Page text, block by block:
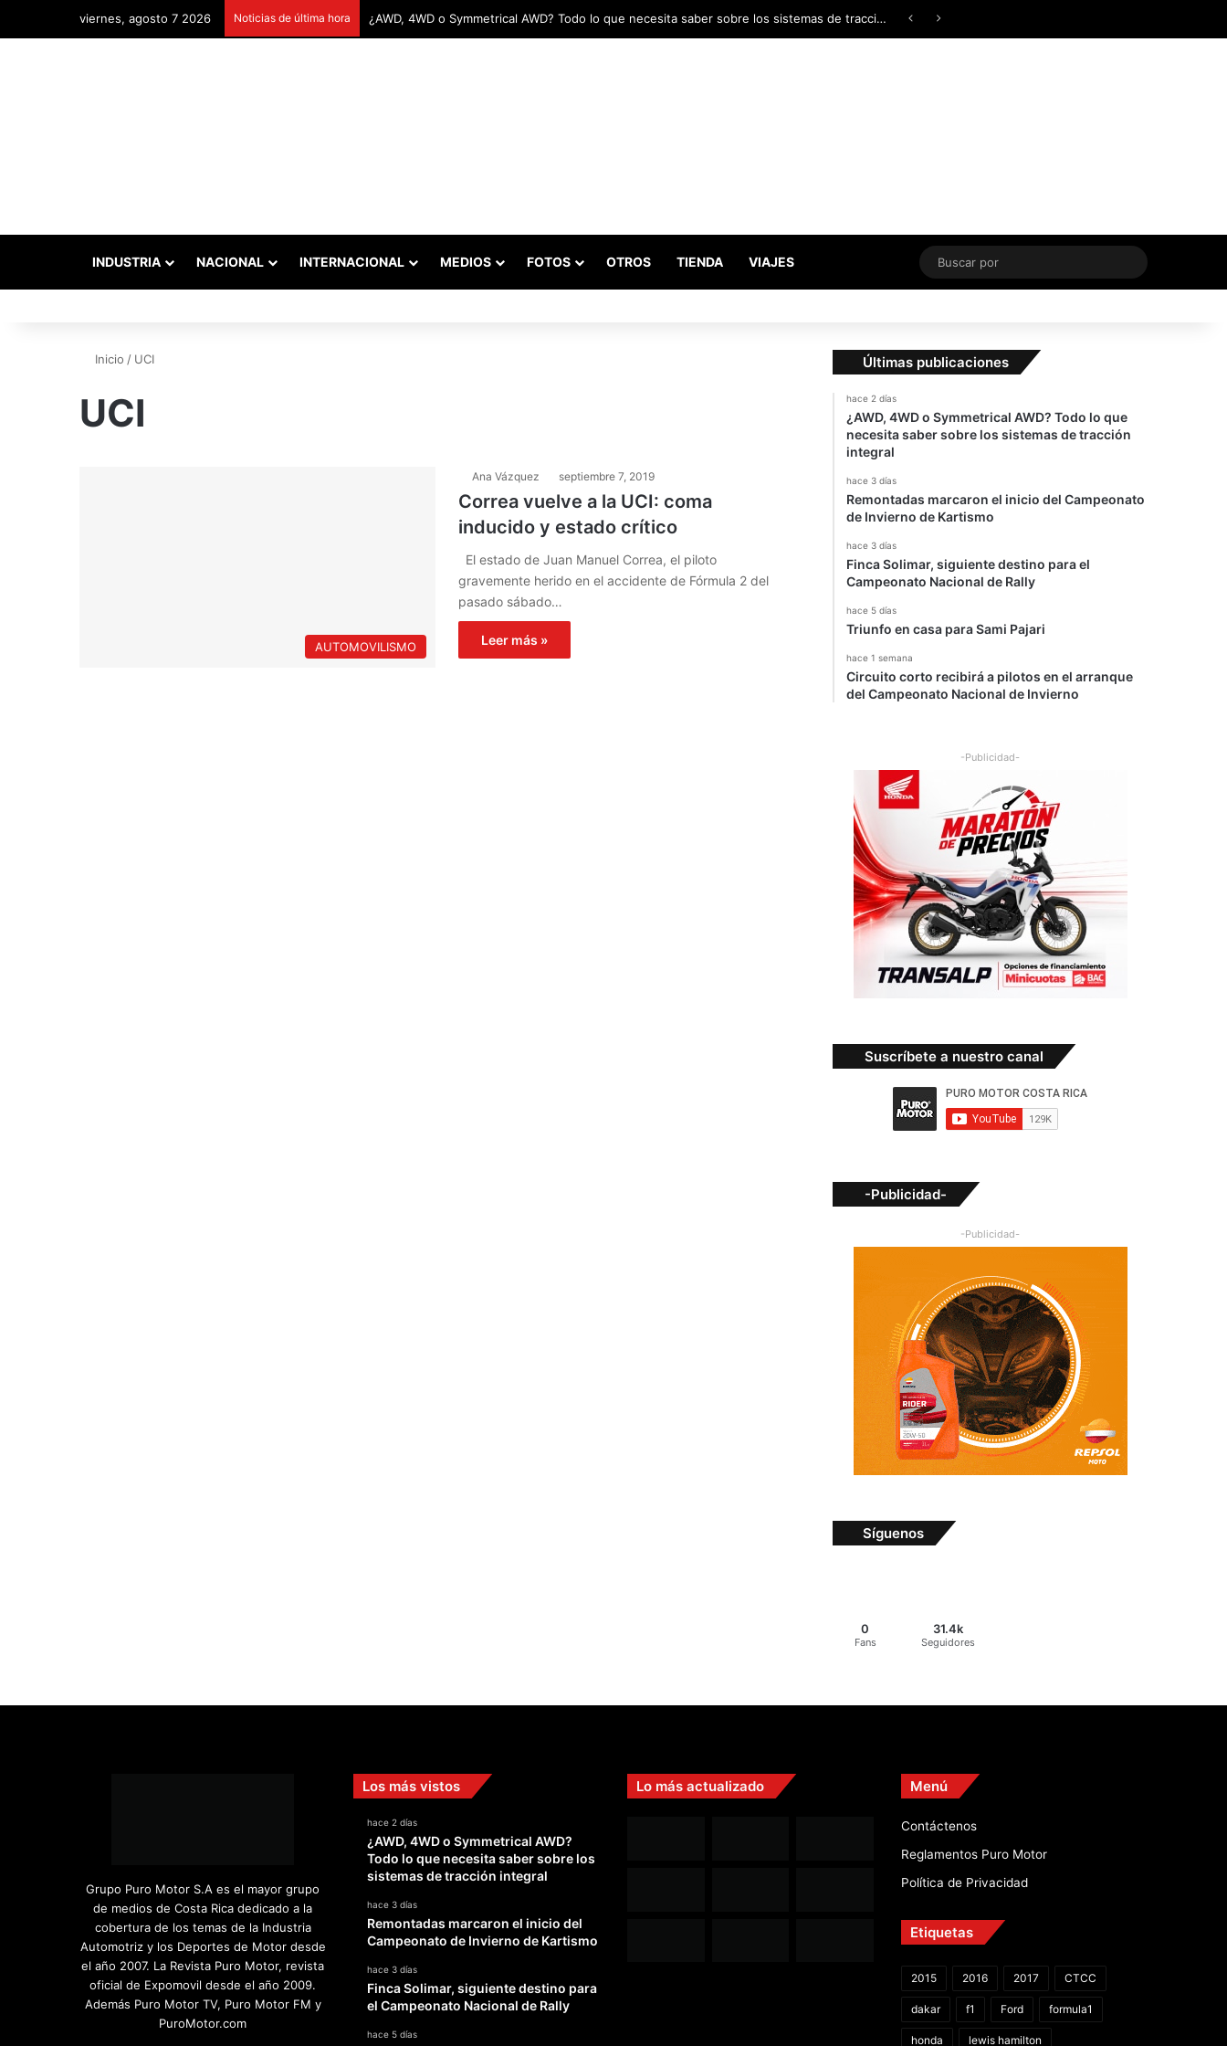
viernes, agosto 7 2026 Noticias de última hora ¿AWD, 4WD o Symmetrical AWD? Todo lo que necesita saber sobre los sistemas de tracción integral
INDUSTRIA NACIONAL INTERNACIONAL MEDIOS FOTOS OTROS TIENDA VIAJES
Buscar
por
Inicio / UCI
UCI
AUTOMOVILISMO
Ana Vázquez septiembre 7, 2019
Correa vuelve a la UCI: coma
inducido y estado crítico
El estado de Juan Manuel Correa, el piloto
gravemente herido en el accidente de Fórmula 2 del
pasado sábado…
Leer más »
Últimas publicaciones
hace 2 días
¿AWD, 4WD o Symmetrical AWD? Todo lo que
necesita saber sobre los sistemas de tracción
integral
hace 3 días
Remontadas marcaron el inicio del Campeonato
de Invierno de Kartismo
hace 3 días
Finca Solimar, siguiente destino para el
Campeonato Nacional de Rally
hace 5 días
Triunfo en casa para Sami Pajari
hace 1 semana
Circuito corto recibirá a pilotos en el arranque
del Campeonato Nacional de Invierno
-Publicidad-
Suscríbete a nuestro canal
-Publicidad-
-Publicidad-
Síguenos
0
Fans
31.4k
Seguidores
Grupo Puro Motor S.A es el mayor grupo
de medios de Costa Rica dedicado a la
cobertura de los temas de la Industria
Automotriz y los Deportes de Motor desde
el año 2007. La Revista Puro Motor, revista
oficial de Expomovil desde el año 2009.
Además Puro Motor TV, Puro Motor FM y
PuroMotor.com
Los más vistos
hace 2 días
¿AWD, 4WD o Symmetrical AWD?
Todo lo que necesita saber sobre los
sistemas de tracción integral
hace 3 días
Remontadas marcaron el inicio del
Campeonato de Invierno de Kartismo
hace 3 días
Finca Solimar, siguiente destino para
el Campeonato Nacional de Rally
hace 5 días
Lo más actualizado Menú
Contáctenos
Reglamentos Puro Motor
Política de Privacidad
Etiquetas
2015 2016 2017 CTCC
dakar f1 Ford formula1
honda lewis hamilton